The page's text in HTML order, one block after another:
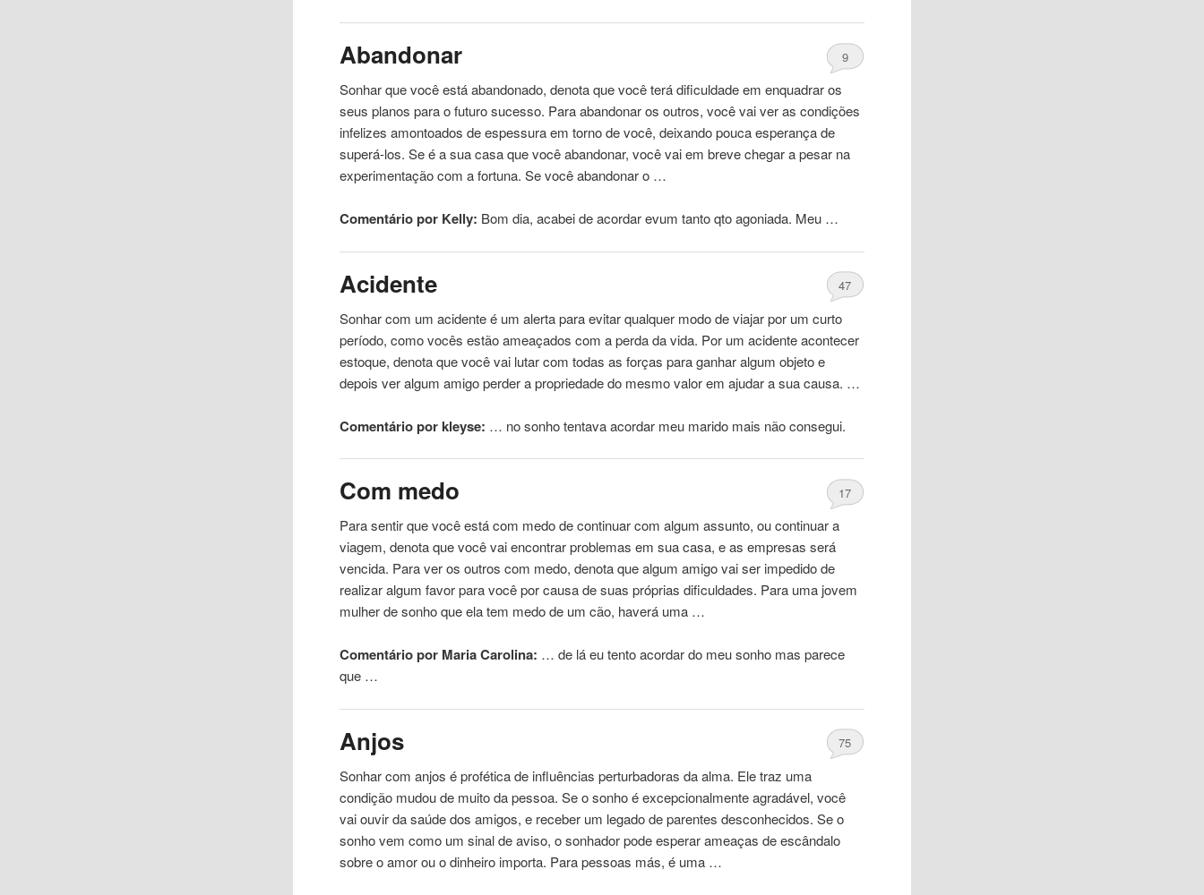
Abandonar 9
Sonhar que você está abandonado, denota que você terá dificuldade em enquadrar os
seus planos para o futuro sucesso. Para abandonar os outros, você vai ver as condições
infelizes amontoados de espessura em torno de você, deixando pouca esperança de
superá-los. Se é a sua casa que você abandonar, você vai em breve chegar a pesar na
experimentação com a fortuna. Se você abandonar o …
Comentário por Kelly: Bom dia, acabei deacordarevum tanto qto agoniada. Meu …
Acidente 47
Sonhar com um acidente é um alerta para evitar qualquer modo de viajar por um curto
período, como vocês estão ameaçados com a perda da vida. Por um acidente acontecer
estoque, denota que você vai lutar com todas as forças para ganhar algum objeto e
depois ver algum amigo perder a propriedade do mesmo valor em ajudar a sua causa. …
Comentário por kleyse: … no sonho tentavaacordar meu marido mais não consegui.
Com medo 17
Para sentir que você está com medo de continuar com algum assunto, ou continuar a
viagem, denota que você vai encontrar problemas em sua casa, e as empresas será
vencida. Para ver os outros com medo, denota que algum amigo vai ser impedido de
realizar algum favor para você por causa de suas próprias dificuldades. Para uma jovem
mulher de sonho que ela tem medo de um cão, haverá uma …
Comentário por Maria Carolina: … de lá eu tentoacordardo meu sonho mas parece
que …
Anjos 75
Sonhar com anjos é profética de influências perturbadoras da alma. Ele traz uma
condição mudou de muito da pessoa. Se o sonho é excepcionalmente agradável, você
vai ouvir da saúde dos amigos, e receber um legado de parentes desconhecidos. Se o
sonho vem como um sinal de aviso, o sonhador pode esperar ameaças de escândalo
sobre o amor ou o dinheiro importa. Para pessoas más, é uma …